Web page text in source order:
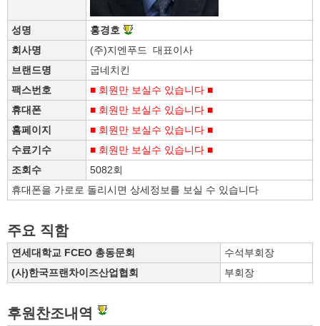
성명
홍경호
회사명
(주)지엔푸드 대표이사
브랜드명
굽네치킨
팩스번호
■ 회원만 보실수 있습니다 ■
휴대폰
■ 회원만 보실수 있습니다 ■
홈페이지
■ 회원만 보실수 있습니다 ■
수료기수
■ 회원만 보실수 있습니다 ■
조회수
5082회
휴대폰을 가로로 돌리시면 상세정보를 보실 수 있습니다
주요 직함
연세대학교 FCEO 총동문회
수석부회장
(사)한국프랜차이즈산업협회
부회장
후원찬조내역